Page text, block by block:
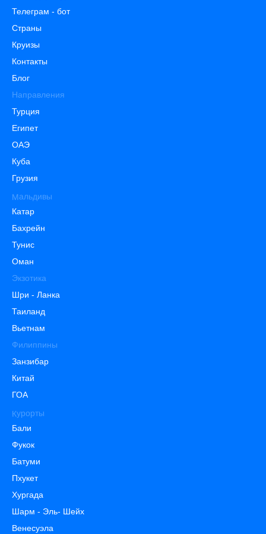
Телеграм - бот
Страны
Круизы
Контакты
Блог
Направления
Турция
Египет
ОАЭ
Куба
Грузия
Мальдивы
Катар
Бахрейн
Тунис
Оман
Экзотика
Шри - Ланка
Таиланд
Вьетнам
Филиппины
Занзибар
Китай
ГОА
Курорты
Бали
Фукок
Батуми
Пхукет
Хургада
Шарм - Эль- Шейх
Венесуэла